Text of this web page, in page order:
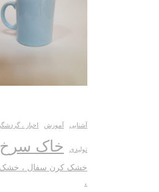
آشنایی آموزش اخبار ،
تولیدی خاک سرخ
خشک کرن سفال ، خشک
،